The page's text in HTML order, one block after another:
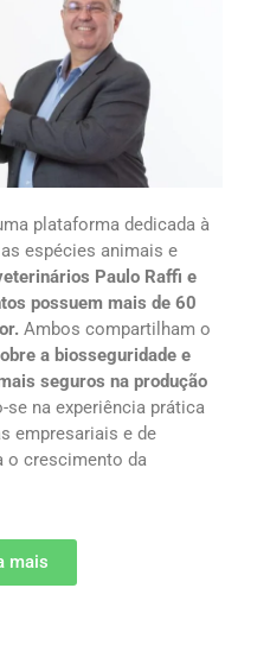
plataforma dedicada à
espécies animais e
Paulo Raffi e
possuem mais de 60
Ambos compartilham o
a biosseguridade e
seguros na produção
se na experiência prática
empresariais e de
o crescimento da
mais